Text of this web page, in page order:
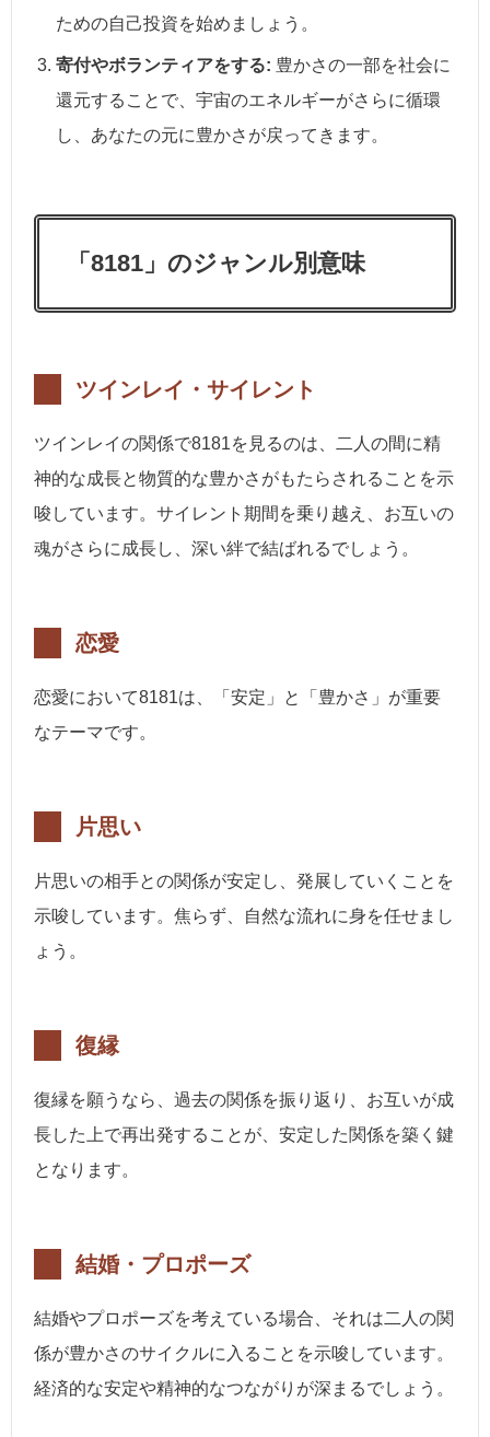
ための自己投資を始めましょう。
寄付やボランティアをする: 豊かさの一部を社会に
還元することで、宇宙のエネルギーがさらに循環
し、あなたの元に豊かさが戻ってきます。
「8181」のジャンル別意味
ツインレイ・サイレント
ツインレイの関係で8181を見るのは、二人の間に精
神的な成長と物質的な豊かさがもたらされることを示
唆しています。サイレント期間を乗り越え、お互いの
魂がさらに成長し、深い絆で結ばれるでしょう。
恋愛
恋愛において8181は、「安定」と「豊かさ」が重要
なテーマです。
片思い
片思いの相手との関係が安定し、発展していくことを
示唆しています。焦らず、自然な流れに身を任せまし
ょう。
復縁
復縁を願うなら、過去の関係を振り返り、お互いが成
長した上で再出発することが、安定した関係を築く鍵
となります。
結婚・プロポーズ
結婚やプロポーズを考えている場合、それは二人の関
係が豊かさのサイクルに入ることを示唆しています。
経済的な安定や精神的なつながりが深まるでしょう。